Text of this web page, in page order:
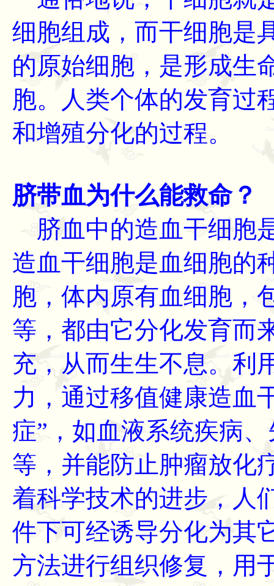
细胞组成，而干细胞是
的原始细胞，是形成生
胞。人类个体的发育过
和增殖分化的过程。
脐带血为什么能救命？
脐血中的造血干细胞
造血干细胞是血细胞的
胞，体内原有血细胞，
等，都由它分化发育而
充，从而生生不息。利
力，通过移值健康造血
症”，如血液系统疾病
等，并能防止肿瘤放化
着科学技术的进步，人
件下可经诱导分化为其
方法进行组织修复，用